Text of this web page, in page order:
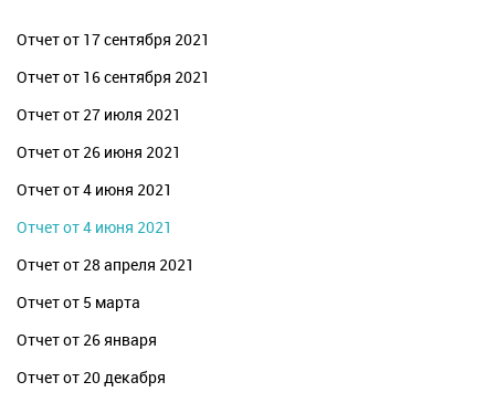
Отчет от 17 сентября 2021
Отчет от 16 сентября 2021
Отчет от 27 июля 2021
Отчет от 26 июня 2021
Отчет от 4 июня 2021
Отчет от 4 июня 2021
Отчет от 28 апреля 2021
Отчет от 5 марта
Отчет от 26 января
Отчет от 20 декабря